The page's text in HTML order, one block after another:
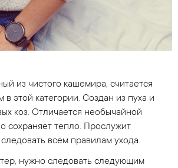
из чистого кашемира, считается
этой категории. Создан из пуха и
коз. Отличается необычайной
сохраняет тепло. Прослужит
всем правилам ухода.
нужно следовать следующим